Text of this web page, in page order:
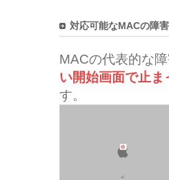
対応可能なMACの障
MACの代表的な
い開始画面で止
す。